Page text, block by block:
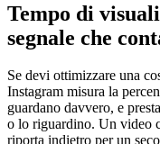
Tempo di
segnale che
Se devi ottimizzare una
Instagram misura la
guardano davvero, e
o lo riguardino. Un video
riporta indietro per un